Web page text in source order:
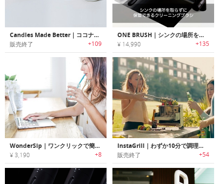
Candles Made Better｜ココナッツワックスを使用した地球環境にも優しい幻想的な香りのキャンドル
販売終了 +109
ONE BRUSH｜シンクの場所を取らずに保管できるクリーニングブラシ「ワンブラシ」
¥ 14,990 +135
WonderSip｜ワンクリックで簡単クリーニングできるエコストロー「ワンダーシップ」
¥ 3,190 +8
InstaGrill｜わずか10分で調理可能なコンパクトBBQグリル「インスタグリル」
販売終了 +54